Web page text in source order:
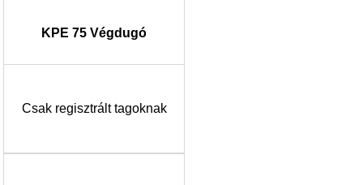
KPE 75 Végdugó
Csak regisztrált tagoknak